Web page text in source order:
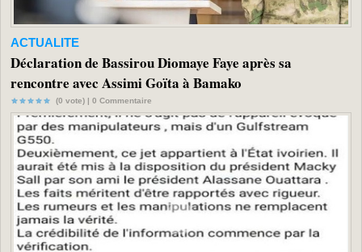
ACTUALITE
Déclaration de Bassirou Diomaye Faye après sa
rencontre avec Assimi Goïta à Bamako
(0 vote) | 0 Commentaire